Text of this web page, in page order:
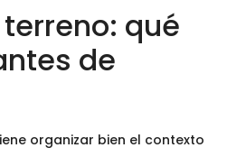
qué
de
organizar bien el contexto